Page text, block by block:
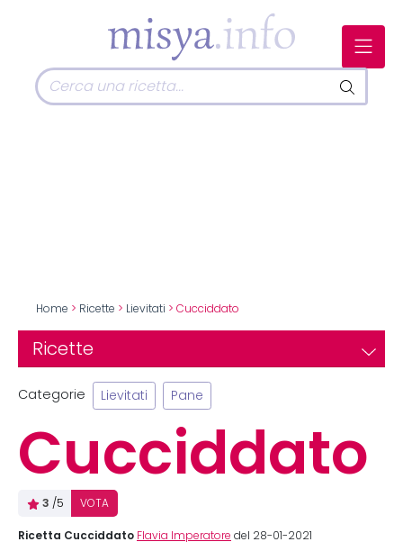
Home > Ricette > Lievitati > Cucciddato
Ricette
Categorie Lievitati Pane
Cucciddato
3 /5 VOTA
Ricetta Cucciddato Flavia Imperatore del 28-01-2021